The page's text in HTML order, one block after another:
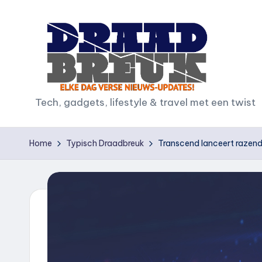
D
r
a
Tech, gadgets, lifestyle & travel met een twist
Home Typisch Draadbreuk Transcend lanceert